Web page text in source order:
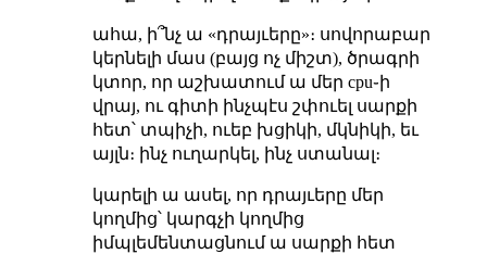
ահա, ի՞նչ ա «դրայւերը»։ սովորաբար
կերնելի մաս (բայց ոչ միշտ), ծրագրի
կտոր, որ աշխատում ա մեր cpu֊ի
վրայ, ու գիտի ինչպէս շփուել սարքի
հետ՝ տպիչի, ուեբ խցիկի, մկնիկի, եւ
այլն։ ինչ ուղարկել, ինչ ստանալ։
կարելի ա ասել, որ դրայւերը մեր
կողմից՝ կարգչի կողմից
իմպլեմենտացնում ա սարքի հետ